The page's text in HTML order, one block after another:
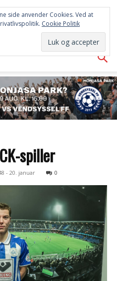
spiller
- 20. januar 0
side anvender Cookies. Ved at
Cookie Politik